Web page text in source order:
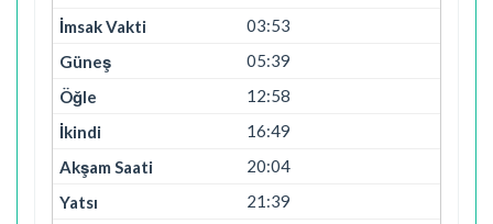
03:53
05:39
12:58
16:49
20:04
21:39